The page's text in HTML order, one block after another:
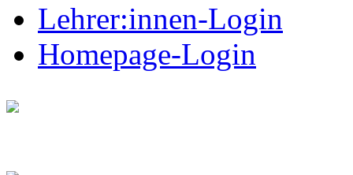
Lehrer:innen-Login
Homepage-Login